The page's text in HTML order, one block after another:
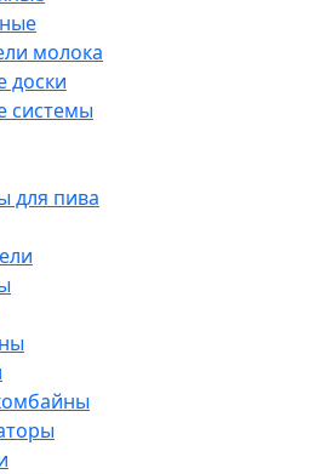
молока
доски
системы
для пива